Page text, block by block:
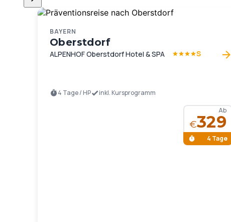
Ab
€329
4 Tage
BAYERN
Oberstdorf
ALPENHOF Oberstdorf Hotel & SPA S
4 Tage / HP inkl. Kursprogramm